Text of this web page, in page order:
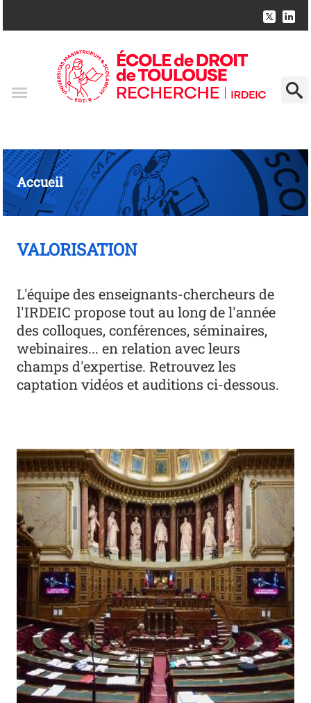
Accueil
VALORISATION
L'équipe des enseignants-chercheurs de
l'IRDEIC propose tout au long de l'année
des colloques, conférences, séminaires,
webinaires... en relation avec leurs
champs d'expertise. Retrouvez les
captation vidéos et auditions ci-dessous.